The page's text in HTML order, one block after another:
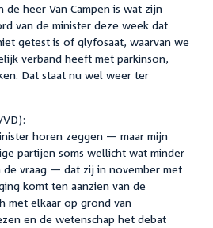
de heer Van Campen is wat zijn
van de minister deze week dat
getest is of glyfosaat, waarvan we
verband heeft met parkinson,
Dat staat nu wel weer ter
horen zeggen — maar mijn
partijen soms wellicht wat minder
vraag — dat zij in november met
komt ten aanzien van de
met elkaar op grond van
en de wetenschap het debat